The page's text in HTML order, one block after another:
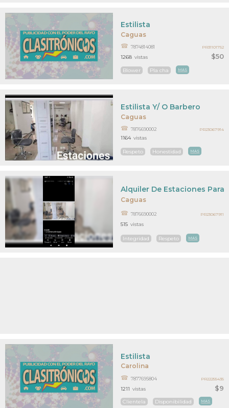
Caguas
$50
Estilista
7874814081
Blower Pla cha MAS
1268 vistas
PR31101752
Caguas
Estilista Y/ O Barbero
7876690002
Respeto Honestidad MAS
1164 vistas
PR23067914
Caguas
Alquiler De Estaciones Para
7876690002
Integridad Respeto MAS
515 vistas
PR23067911
Carolina
$9
Estilista
7877695804
Clientela Disponibilidad MAS
1211 vistas
PR22255435